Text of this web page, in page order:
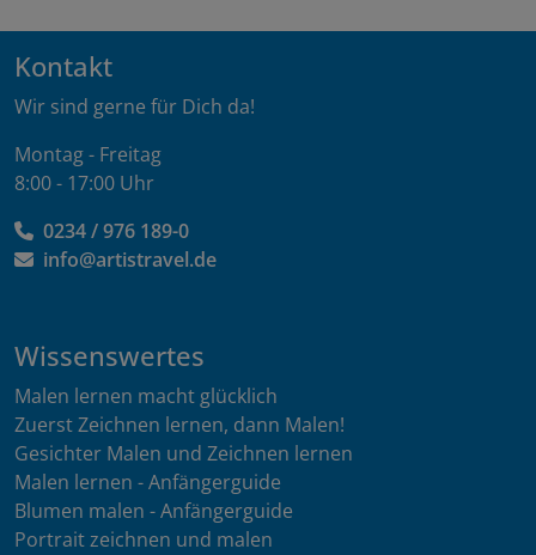
Kontakt
Wir sind gerne für Dich da!
Montag - Freitag
8:00 - 17:00 Uhr
0234 / 976 189-0
info@artistravel.de
Wissenswertes
Malen lernen macht glücklich
Zuerst Zeichnen lernen, dann Malen!
Gesichter Malen und Zeichnen lernen
Malen lernen - Anfängerguide
Blumen malen - Anfängerguide
Portrait zeichnen und malen